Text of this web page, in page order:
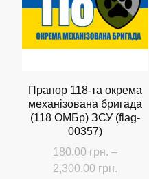
Параметри
можна
вибрати
сторінці
товару
Прапор 118-та окрема
механізована бригада
(118 ОМБр) ЗСУ (flag-
00357)
180.00 грн. –
2,300.00 грн.